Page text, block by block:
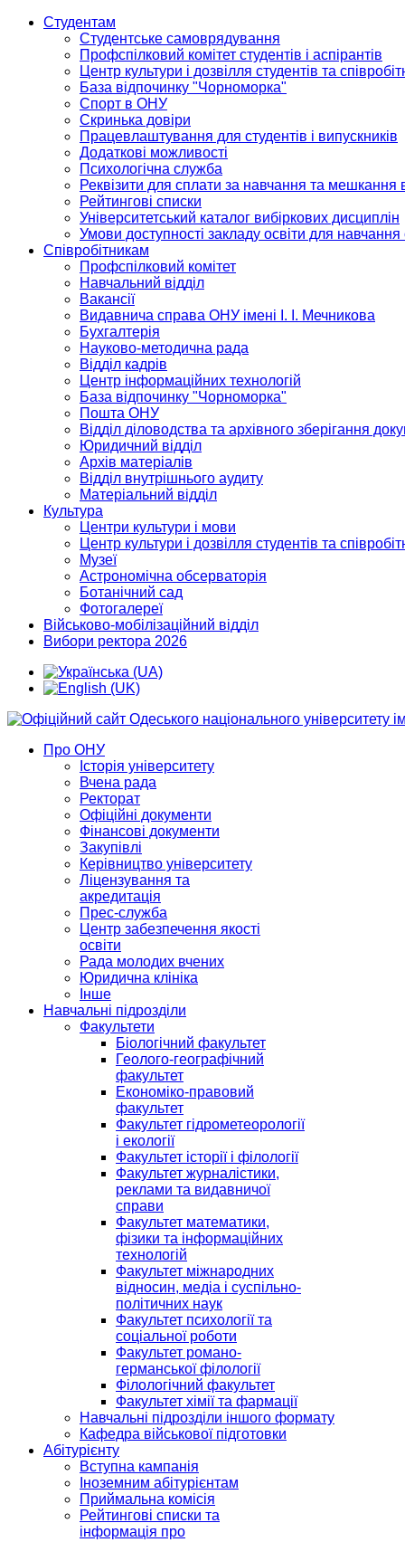
Студентам
Студентське самоврядування
Профспілковий комітет студентів і аспірантів
Центр культури і дозвілля студентів та
База відпочинку "Чорноморка"
Спорт в ОНУ
Скринька довіри
Працевлаштування для студентів і випускників
Додаткові можливості
Психологічна служба
Реквізити для сплати за навчання та мешкання
Рейтингові списки
Університетський каталог вибіркових дисциплін
Умови доступності закладу освіти для
Співробітникам
Профспілковий комітет
Навчальний відділ
Вакансії
Видавнича справа ОНУ імені І. І. Мечникова
Бухгалтерія
Науково-методична рада
Відділ кадрів
Центр інформаційних технологій
База відпочинку "Чорноморка"
Пошта ОНУ
Відділ діловодства та архівного зберігання
Юридичний відділ
Архів матеріалів
Відділ внутрішнього аудиту
Матеріальний відділ
Культура
Центри культури і мови
Центр культури і дозвілля студентів та
Музеї
Астрономічна обсерваторія
Ботанічний сад
Фотогалереї
Військово-мобілізаційний відділ
Вибори ректора 2026
Про ОНУ
Історія університету
Вчена рада
Ректорат
Офіційні документи
Фінансові документи
Закупівлі
Керівництво університету
Ліцензування та
акредитація
Прес-служба
Центр забезпечення якості
освіти
Рада молодих вчених
Юридична клініка
Інше
Навчальні підрозділи
Факультети
Біологічний факультет
Геолого-географічний
факультет
Економіко-правовий
факультет
Факультет гідрометеорології
і екології
Факультет історії і філології
Факультет журналістики,
реклами та видавничої
справи
Факультет математики,
фізики та інформаційних
технологій
Факультет міжнародних
відносин, медіа і суспільно-
політичних наук
Факультет психології та
соціальної роботи
Факультет романо-
германської філології
Філологічний факультет
Факультет хімії та фармації
Навчальні підрозділи іншого формату
Кафедра військової підготовки
Абітурієнту
Вступна кампанія
Іноземним абітурієнтам
Приймальна комісія
Рейтингові списки та
інформація про